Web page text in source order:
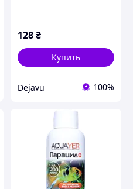
128₴
Купить
Dejavu 100%